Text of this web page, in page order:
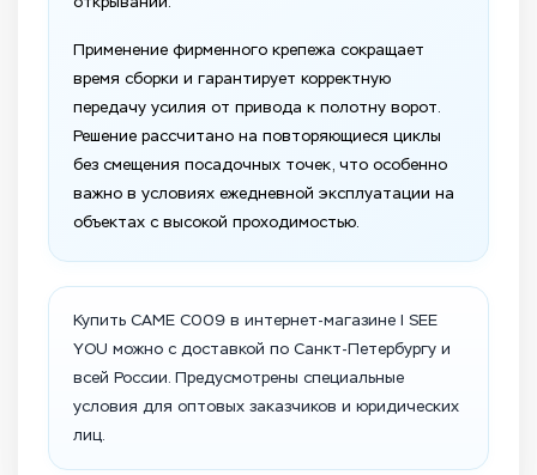
Применение фирменного крепежа сокращает
время сборки и гарантирует корректную
передачу усилия от привода к полотну ворот.
Решение рассчитано на повторяющиеся циклы
без смещения посадочных точек, что особенно
важно в условиях ежедневной эксплуатации на
объектах с высокой проходимостью.
Купить CAME C009 в интернет-магазине I SEE
YOU можно с доставкой по Санкт-Петербургу и
всей России. Предусмотрены специальные
условия для оптовых заказчиков и юридических
лиц.